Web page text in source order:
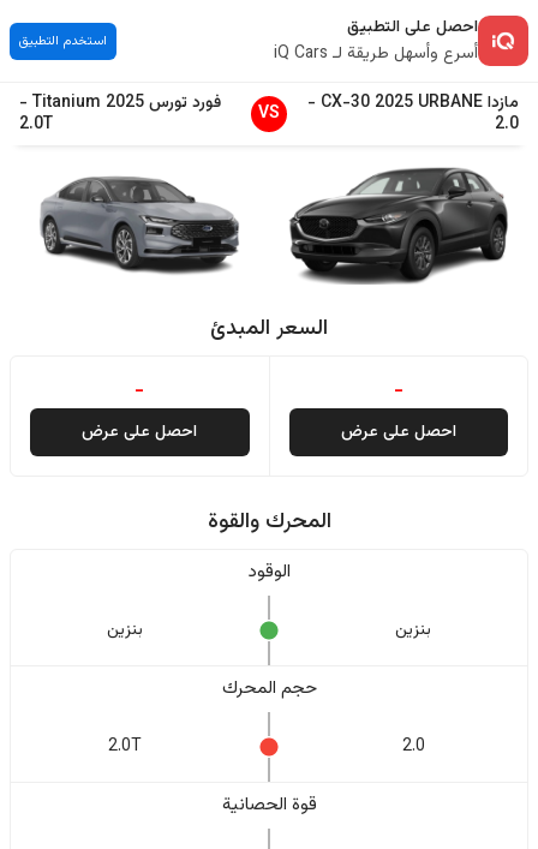
احصل على التطبيق
أسرع وأسهل طريقة لـ iQ Cars
استخدم التطبيق
مازدا CX-30 2025 URBANE
-
2.0
VS فوردتورس2025
Titanium
-
2.0T
السعر المبدئ
-
احصل على عرض
-
احصل على عرض
المحرك والقوة
الوقود
بنزين بنزين
حجم المحرك
2.0
2.0T
قوة الحصانية